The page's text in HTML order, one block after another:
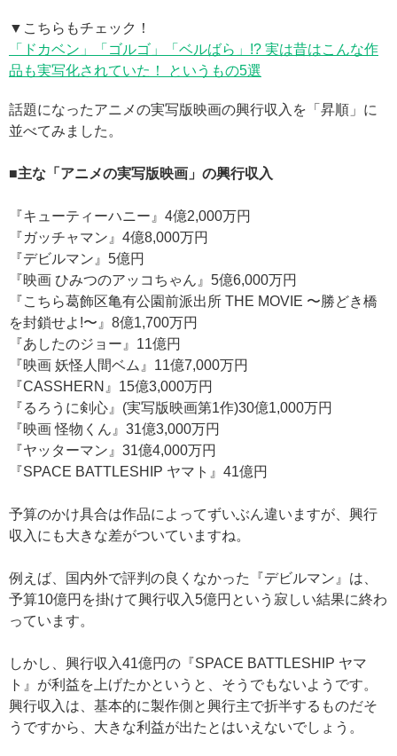
▼こちらもチェック！
「ドカベン」「ゴルゴ」「ベルばら」!? 実は昔はこんな作
品も実写化されていた！ というもの5選
話題になったアニメの実写版映画の興行収入を「昇順」に
並べてみました。
■主な「アニメの実写版映画」の興行収入
『キューティーハニー』4億2,000万円
『ガッチャマン』4億8,000万円
『デビルマン』5億円
『映画 ひみつのアッコちゃん』5億6,000万円
『こちら葛飾区亀有公園前派出所 THE MOVIE 〜勝どき橋
を封鎖せよ!〜』8億1,700万円
『あしたのジョー』11億円
『映画 妖怪人間ベム』11億7,000万円
『CASSHERN』15億3,000万円
『るろうに剣心』(実写版映画第1作)30億1,000万円
『映画 怪物くん』31億3,000万円
『ヤッターマン』31億4,000万円
『SPACE BATTLESHIP ヤマト』41億円
予算のかけ具合は作品によってずいぶん違いますが、興行
収入にも大きな差がついていますね。
例えば、国内外で評判の良くなかった『デビルマン』は、
予算10億円を掛けて興行収入5億円という寂しい結果に終わ
っています。
しかし、興行収入41億円の『SPACE BATTLESHIP ヤマ
ト』が利益を上げたかというと、そうでもないようです。
興行収入は、基本的に製作側と興行主で折半するものだそ
うですから、大きな利益が出たとはいえないでしょう。